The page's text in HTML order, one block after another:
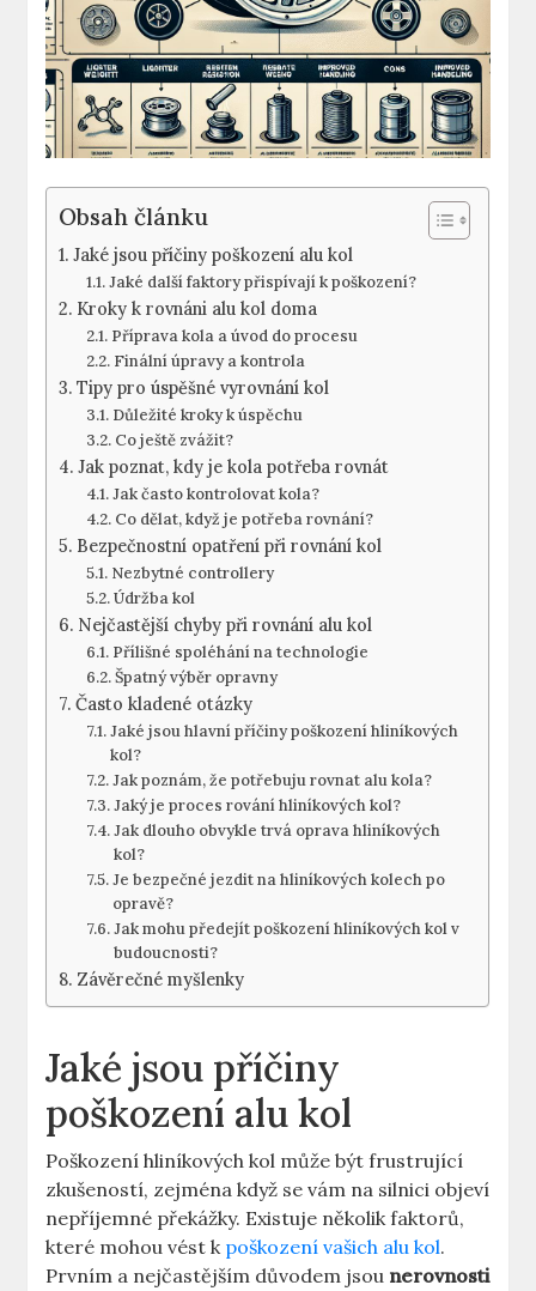
Obsah článku
Jaké jsou příčiny poškození alu kol
Jaké další faktory přispívají k poškození?
Kroky k rovnáni alu kol doma
Příprava kola a úvod do procesu
Finální úpravy a kontrola
Tipy pro úspěšné vyrovnání kol
Důležité kroky k úspěchu
Co ještě zvážit?
Jak poznat, kdy je kola potřeba rovnát
Jak často kontrolovat kola?
Co dělat, když je potřeba rovnání?
Bezpečnostní opatření při rovnání kol
Nezbytné controllery
Údržba kol
Nejčastější chyby při rovnání alu kol
Přílišné spoléhání na technologie
Špatný výběr opravny
Často kladené otázky
Jaké jsou hlavní příčiny poškození hliníkových
kol?
Jak poznám, že potřebuju rovnat alu kola?
Jaký je proces rování hliníkových kol?
Jak dlouho obvykle trvá oprava hliníkových
kol?
Je bezpečné jezdit na hliníkových kolech po
opravě?
Jak mohu předejít poškození hliníkových kol v
budoucnosti?
Závěrečné myšlenky
Jaké jsou příčiny
poškození alu kol
Poškození hliníkových kol může být frustrující
zkušeností, zejména když se vám na silnici objeví
nepříjemné překážky. Existuje několik faktorů,
které mohou vést k poškození vašich alu kol.
Prvním a nejčastějším důvodem jsou nerovnosti